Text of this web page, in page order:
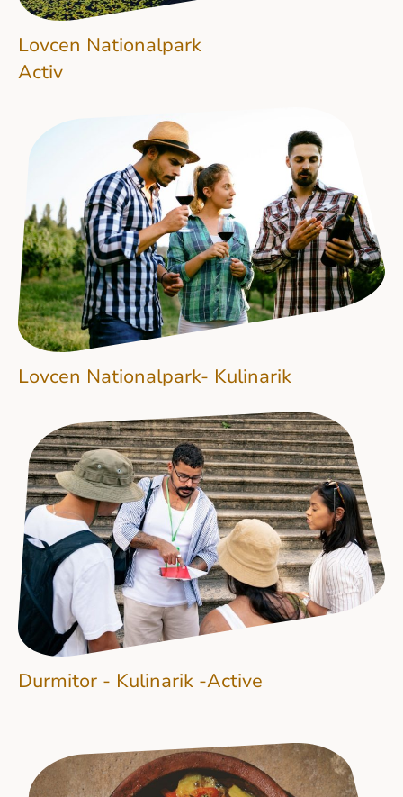
Lovcen Nationalpark
Activ
Lovcen Nationalpark- Kulinarik
Durmitor - Kulinarik -Active